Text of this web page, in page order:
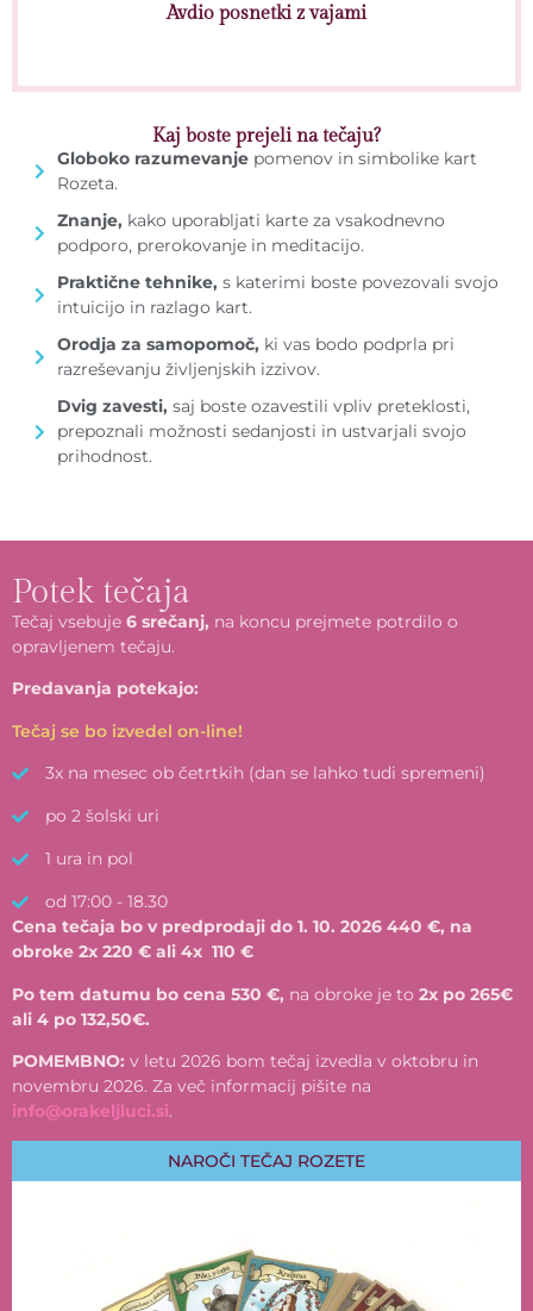
Avdio posnetki z vajami
Kaj boste prejeli na tečaju?
Globoko razumevanjepomenov in simbolike kart
Rozeta.
Znanje,kako uporabljati karte za vsakodnevno
podporo, prerokovanje in meditacijo.
Praktične tehnike,s katerimi boste povezovali svojo
intuicijo in razlago kart.
Orodja za samopomoč,ki vas bodo podprla pri
razreševanju življenjskih izzivov.
Dvig zavesti,saj boste ozavestili vpliv preteklosti,
prepoznali možnosti sedanjosti in ustvarjali svojo
prihodnost.
Potek tečaja
Tečaj vsebuje 6 srečanj, na koncu prejmete potrdilo o
opravljenem tečaju.
Predavanja potekajo:
Tečaj se bo izvedel on-line!
3x na mesec ob četrtkih (dan se lahko tudi spremeni)
po 2 šolski uri
1 ura in pol
od 17:00 - 18.30
Cena tečaja bo v predprodaji do 1. 10. 2026 440 €, na
obroke 2x 220 € ali 4x 110 €
Po tem datumu bo cena 530 €, na obroke je to 2x po 265€
ali 4 po 132,50€.
POMEMBNO: v letu 2026 bom tečaj izvedla v oktobru in
novembru 2026. Za več informacij pišite na
info@orakeljluci.si.
NAROČI TEČAJ ROZETE